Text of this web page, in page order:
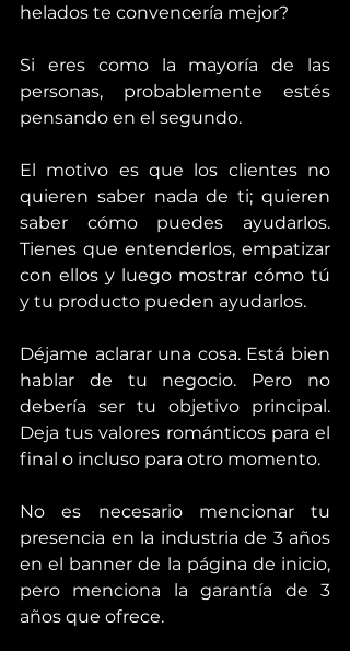
helados te convencería mejor?
Si eres como la mayoría de las
personas, probablemente estés
pensando en el segundo.
El motivo es que los clientes no
quieren saber nada de ti; quieren
saber cómo puedes ayudarlos.
Tienes que entenderlos, empatizar
con ellos y luego mostrar cómo tú
y tu producto pueden ayudarlos.
Déjame aclarar una cosa. Está bien
hablar de tu negocio. Pero no
debería ser tu objetivo principal.
Deja tus valores románticos para el
final o incluso para otro momento.
No es necesario mencionar tu
presencia en la industria de 3 años
en el banner de la página de inicio,
pero menciona la garantía de 3
años que ofrece.